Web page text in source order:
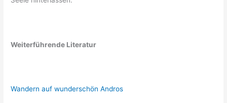
Weiterführende Literatur
Wandern auf wunderschön Andros